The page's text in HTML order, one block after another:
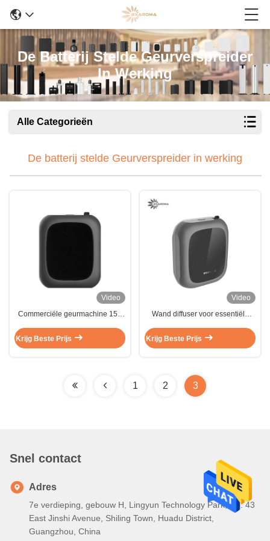
De Batterij Stelde Geurverspreider
In Werking
Alle Categorieën
De batterij stelde Geurverspreider in werking
Video
Commerciële geurmachine 150
Aromatherapie
Krijg Beste Prijs
Video
Wand diffuser voor essentiële
elektronische diffuser met plastic
Krijg Beste Prijs
1 2 3
Snel contact
Adres
7e verdieping, gebouw H, Lingyun Technology Park, No. 43
East Jinshi Avenue, Shiling Town, Huadu District,
Guangzhou, China